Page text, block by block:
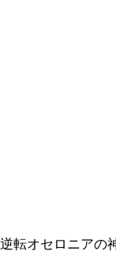
逆転オセロニアの